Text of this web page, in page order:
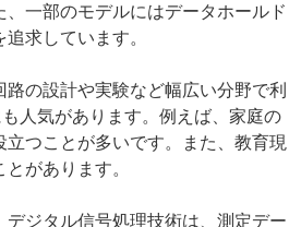
一部のモデルにはデータホールド
求しています。
の設計や実験など幅広い分野で利
人気があります。例えば、家庭の
つことが多いです。また、教育現
があります。
ジタル信号処理技術は、測定デー